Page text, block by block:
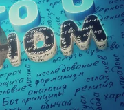
Синицын,
#16
Синицын,
#15